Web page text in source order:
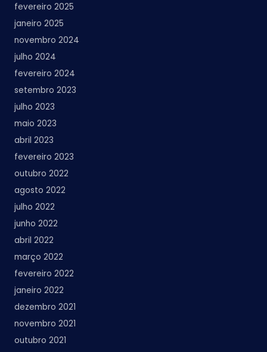
fevereiro 2025
janeiro 2025
novembro 2024
julho 2024
fevereiro 2024
setembro 2023
julho 2023
maio 2023
abril 2023
fevereiro 2023
outubro 2022
agosto 2022
julho 2022
junho 2022
abril 2022
março 2022
fevereiro 2022
janeiro 2022
dezembro 2021
novembro 2021
outubro 2021